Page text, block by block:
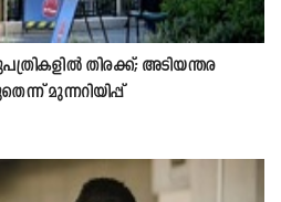
തിരക്ക്; അടിയന്തര
മുന്നറിയിപ്പ്